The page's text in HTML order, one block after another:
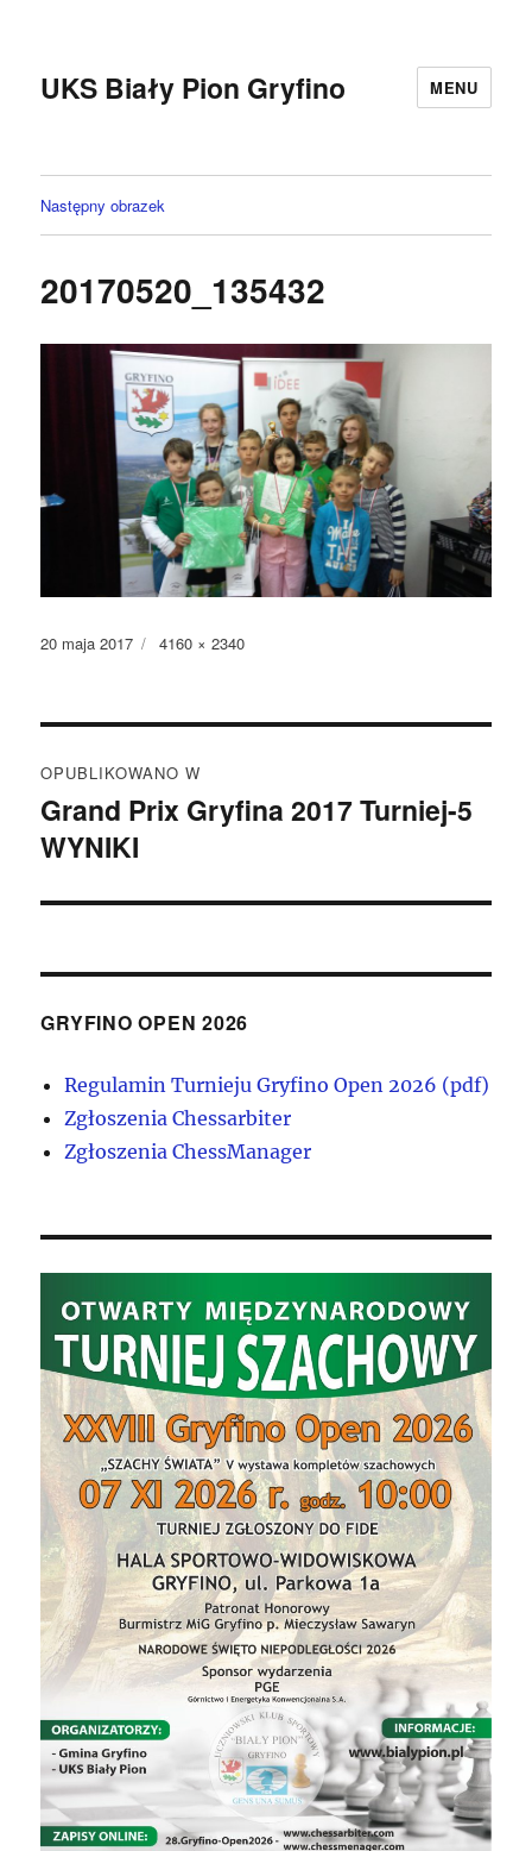
UKS Biały Pion Gryfino MENU
Następny obrazek
20170520_135432
Data
20 maja 2017
Pełny
4160 × 2340
wpisu
OPUBLIKOWANO W
Grand Prix Gryfina 2017 Turniej-5
WYNIKI
GRYFINO OPEN 2026
Regulamin Turnieju Gryfino Open 2026 (pdf)
Zgłoszenia Chessarbiter
Zgłoszenia ChessManager